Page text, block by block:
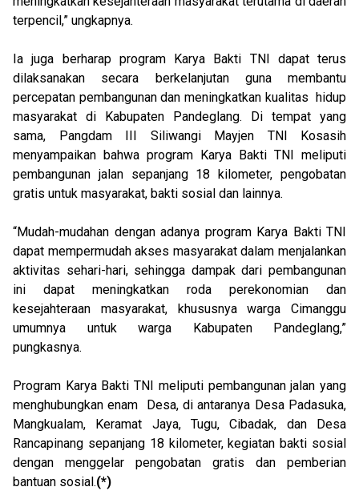
terpencil,” ungkapnya.
Ia juga berharap program Karya Bakti TNI dapat terus
dilaksanakan secara berkelanjutan guna membantu
percepatan pembangunan dan meningkatkan kualitas hidup
masyarakat di Kabupaten Pandeglang. Di tempat yang
sama, Pangdam III Siliwangi Mayjen TNI Kosasih
menyampaikan bahwa program Karya Bakti TNI meliputi
pembangunan jalan sepanjang 18 kilometer, pengobatan
gratis untuk masyarakat, bakti sosial dan lainnya.
“Mudah-mudahan dengan adanya program Karya Bakti TNI
dapat mempermudah akses masyarakat dalam menjalankan
aktivitas sehari-hari, sehingga dampak dari pembangunan
ini dapat meningkatkan roda perekonomian dan
kesejahteraan masyarakat, khususnya warga Cimanggu
umumnya untuk warga Kabupaten Pandeglang,”
pungkasnya.
Program Karya Bakti TNI meliputi pembangunan jalan yang
menghubungkan enam Desa, di antaranya Desa Padasuka,
Mangkualam, Keramat Jaya, Tugu, Cibadak, dan Desa
Rancapinang sepanjang 18 kilometer, kegiatan bakti sosial
dengan menggelar pengobatan gratis dan pemberian
bantuan sosial.(*)